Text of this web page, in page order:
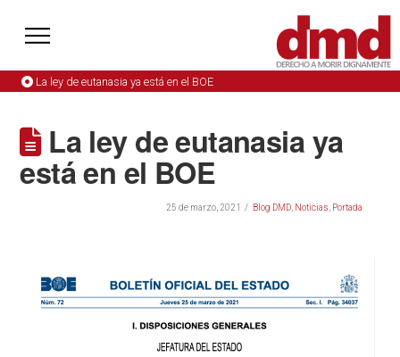
La ley de eutanasia ya está en el BOE
La ley de eutanasia ya
está en el BOE
25 de marzo, 2021 Blog DMD, Noticias Portada